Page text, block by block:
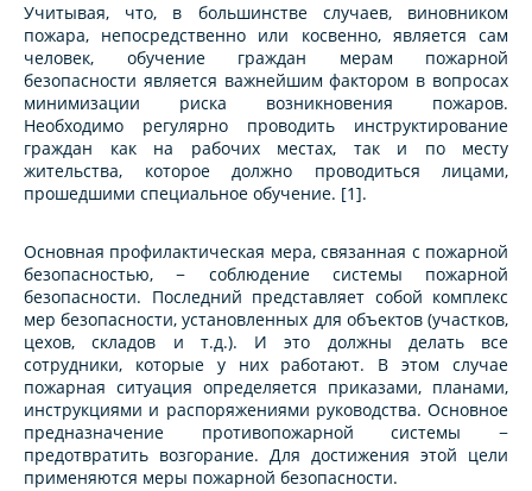
Учитывая, что, в большинстве случаев, виновником
пожара, непосредственно или косвенно, является сам
человек, обучение граждан мерам пожарной
безопасности является важнейшим фактором в вопросах
минимизации риска возникновения пожаров.
Необходимо регулярно проводить инструктирование
граждан как на рабочих местах, так и по месту
жительства, которое должно проводиться лицами,
прошедшими специальное обучение. [1].
Основная профилактическая мера, связанная с пожарной
безопасностью, − соблюдение системы пожарной
безопасности. Последний представляет собой комплекс
мер безопасности, установленных для объектов (участков,
цехов, складов и т.д.). И это должны делать все
сотрудники, которые у них работают. В этом случае
пожарная ситуация определяется приказами, планами,
инструкциями и распоряжениями руководства. Основное
предназначение противопожарной системы −
предотвратить возгорание. Для достижения этой цели
применяются меры пожарной безопасности.